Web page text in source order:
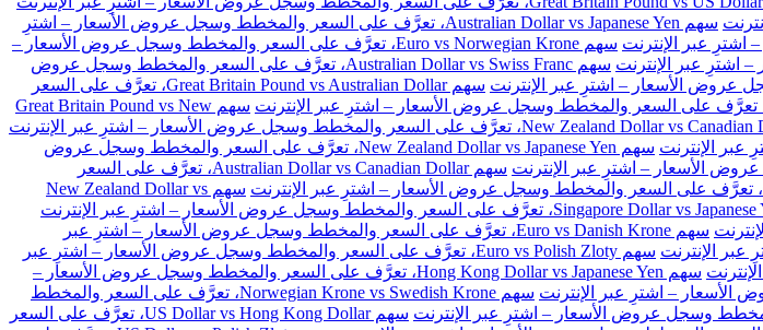
سهم Australian Dollar vs Japanese Yen، تعرَّف على السعر والمخطط وسجل عروض الأسعار – اشترِ
سهم Euro vs Norwegian Krone، تعرَّف على السعر والمخطط وسجل عروض الأسعار –
سهم Australian Dollar vs Swiss Franc، تعرَّف على السعر والمخطط وسجل عروض
سهم Great Britain Pound vs Australian Dollar، تعرَّف على السعر
سهم Great Britain Pound vs New
سهم New Zealand Dollar vs Japanese Yen، تعرَّف على السعر والمخطط وسجل عروض
سهم Australian Dollar vs Canadian Dollar، تعرَّف على السعر
سهم New Zealand Dollar vs
سهم Euro vs Danish Krone، تعرَّف على السعر والمخطط وسجل عروض الأسعار – اشترِ عبر
سهم Euro vs Polish Zloty، تعرَّف على السعر والمخطط وسجل عروض الأسعار – اشترِ عبر
سهم Hong Kong Dollar vs Japanese Yen، تعرَّف على السعر والمخطط وسجل عروض الأسعار –
سهم Norwegian Krone vs Swedish Krone، تعرَّف على السعر والمخطط
سهم US Dollar vs Hong Kong Dollar، تعرَّف على السعر